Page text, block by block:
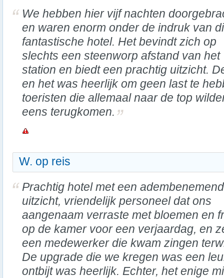
We hebben hier vijf nachten
en waren enorm onder de indruk van
fantastische hotel. Het bevindt zich op
slechts een steenworp afstand van het
station en biedt een prachtig uitzicht.
en het was heerlijk om geen last te
toeristen die allemaal naar de top
eens terugkomen.
W. op reis
Prachtig hotel met een adembenemend
uitzicht, vriendelijk personeel dat ons
aangenaam verraste met bloemen en
op de kamer voor een verjaardag, en
een medewerker die kwam zingen
De upgrade die we kregen was een
ontbijt was heerlijk. Echter, het enige